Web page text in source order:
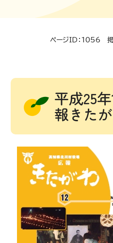
ページID：1056
平成25
報きた